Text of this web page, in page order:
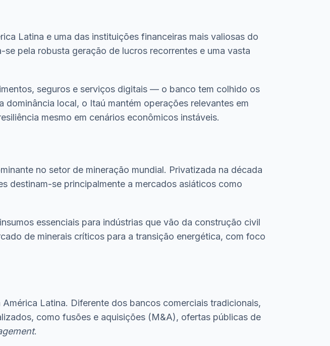
Latina e uma das instituições financeiras mais valiosas do
pela robusta geração de lucros recorrentes e uma vasta
seguros e serviços digitais — o banco tem colhido os
local, o Itaú mantém operações relevantes em
mesmo em cenários econômicos instáveis.
no setor de mineração mundial. Privatizada na década
destinam-se principalmente a mercados asiáticos como
essenciais para indústrias que vão da construção civil
de minerais críticos para a transição energética, com foco
Latina. Diferente dos bancos comerciais tradicionais,
como fusões e aquisições (M&A), ofertas públicas de
.